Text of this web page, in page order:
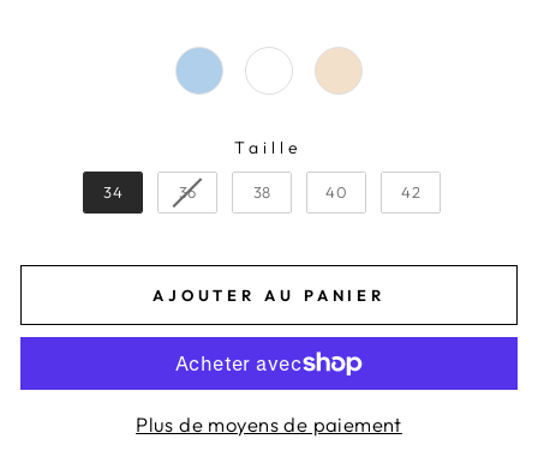
Taille
TAILLE
34
36 38 40 42
AJOUTER AU PANIER
Plus de moyens de paiement